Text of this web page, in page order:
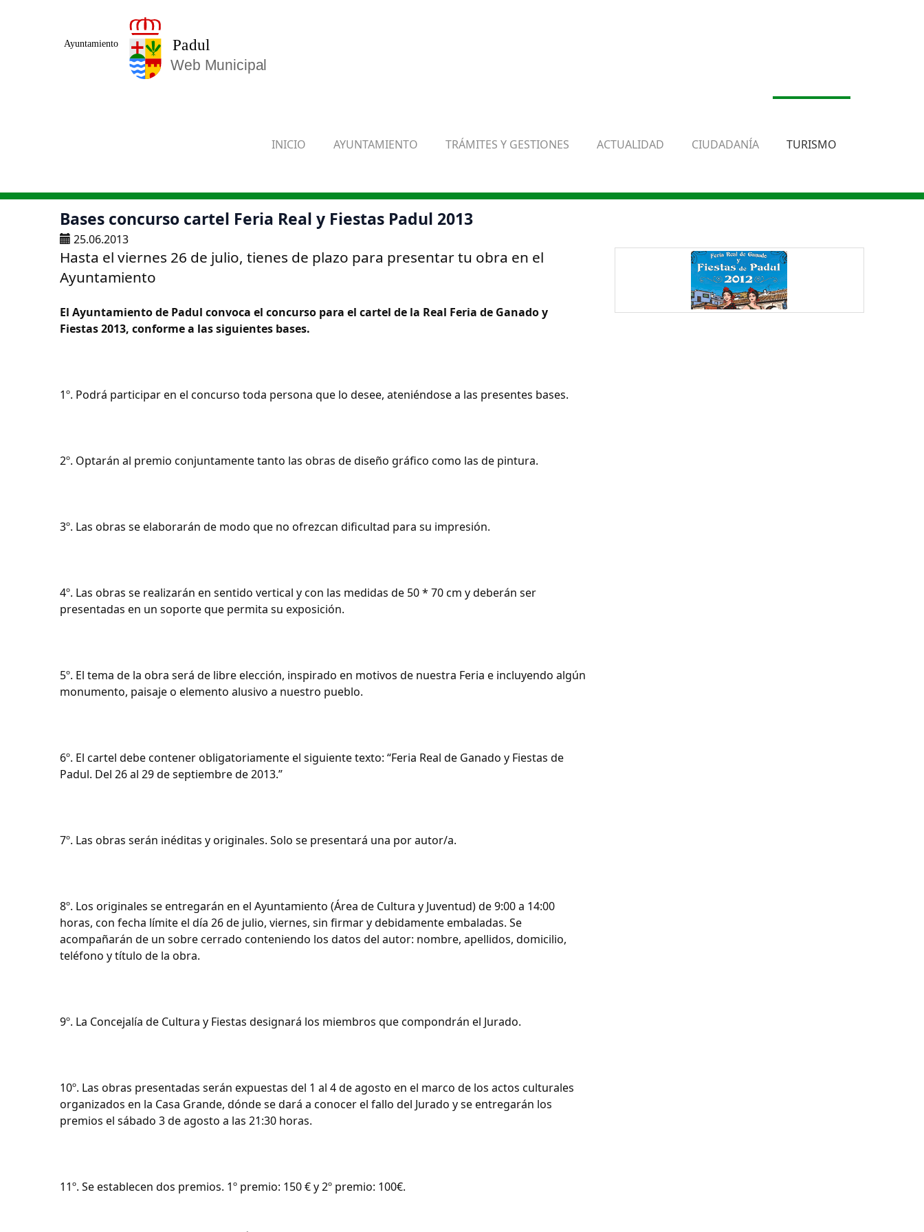
INICIO AYUNTAMIENTO TRÁMITES Y GESTIONES ACTUALIDAD CIUDADANÍA TURISMO
Bases concurso cartel Feria Real y Fiestas Padul 2013
25.06.2013
Hasta el viernes 26 de julio, tienes de plazo para presentar tu obra en el
Ayuntamiento
El Ayuntamiento de Padul convoca el concurso para el cartel de la Real Feria de Ganado y
Fiestas 2013, conforme a las siguientes bases.
1º. Podrá participar en el concurso toda persona que lo desee, ateniéndose a las presentes bases.
2º. Optarán al premio conjuntamente tanto las obras de diseño gráfico como las de pintura.
3º. Las obras se elaborarán de modo que no ofrezcan dificultad para su impresión.
4º. Las obras se realizarán en sentido vertical y con las medidas de 50 * 70 cm y deberán ser
presentadas en un soporte que permita su exposición.
5º. El tema de la obra será de libre elección, inspirado en motivos de nuestra Feria e incluyendo algún
monumento, paisaje o elemento alusivo a nuestro pueblo.
6º. El cartel debe contener obligatoriamente el siguiente texto: “Feria Real de Ganado y Fiestas de
Padul. Del 26 al 29 de septiembre de 2013.”
7º. Las obras serán inéditas y originales. Solo se presentará una por autor/a.
8º. Los originales se entregarán en el Ayuntamiento (Área de Cultura y Juventud) de 9:00 a 14:00
horas, con fecha límite el día 26 de julio, viernes, sin firmar y debidamente embaladas. Se
acompañarán de un sobre cerrado conteniendo los datos del autor: nombre, apellidos, domicilio,
teléfono y título de la obra.
9º. La Concejalía de Cultura y Fiestas designará los miembros que compondrán el Jurado.
10º. Las obras presentadas serán expuestas del 1 al 4 de agosto en el marco de los actos culturales
organizados en la Casa Grande, dónde se dará a conocer el fallo del Jurado y se entregarán los
premios el sábado 3 de agosto a las 21:30 horas.
11º. Se establecen dos premios. 1º premio: 150 € y 2º premio: 100€.